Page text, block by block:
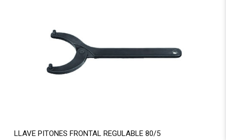
LLAVE PITONES FRONTAL REGULABLE 80/5